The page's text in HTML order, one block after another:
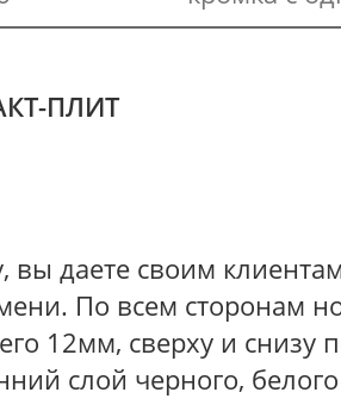
ПЛИТ
даете своим
По всем сторонам
12мм, сверху и снизу
слой черного, белого